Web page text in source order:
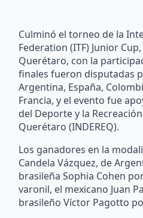
Culminó el torneo de la
Federation (ITF) Junior
Querétaro, con la
finales fueron disputadas
Argentina, España,
Francia, y el evento fue
del Deporte y la
Querétaro (INDEREQ).
Los ganadores en la
Candela Vázquez, de
brasileña Sophia Cohen
varonil, el mexicano Juan
brasileño Víctor Pagotto